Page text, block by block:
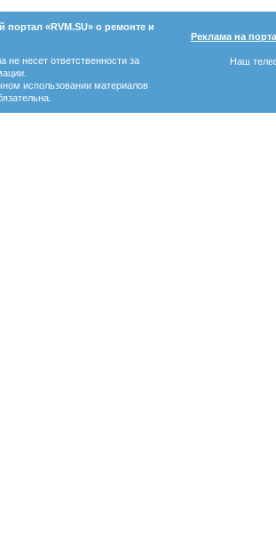
портал «RVM.SU» о ремонте и
не несет ответственности за
использовании материалов
Реклама на
Наш